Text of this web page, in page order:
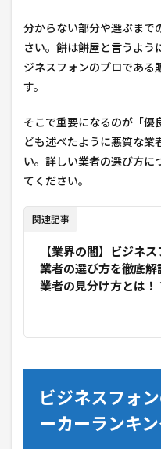
分からない部分や選ぶまで
さい。餅は餅屋と言うよう
ジネスフォンのプロである
す。
そこで重要になるのが「優
ども述べたように悪質な業
い。詳しい業者の選び方に
てください。
関連記事
【業界の闇】ビジネ
業者の選び方を徹底解
業者の見分け方とは！
ビジネスフォ
ーカーランキ